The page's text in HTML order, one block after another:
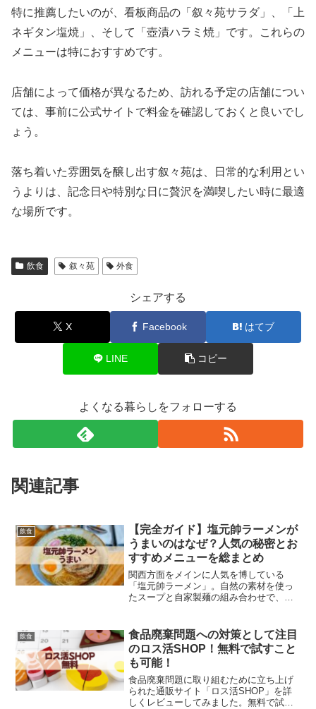
特に推薦したいのが、看板商品の「叙々苑サラダ」、「上
ネギタン塩焼」、そして「壺漬ハラミ焼」です。これらの
メニューは特におすすめです。
店舗によって価格が異なるため、訪れる予定の店舗につい
ては、事前に公式サイトで料金を確認しておくと良いでし
ょう。
落ち着いた雰囲気を醸し出す叙々苑は、日常的な利用とい
うよりは、記念日や特別な日に贅沢を満喫したい時に最適
な場所です。
飲食 叙々苑 外食
シェアする
X Facebook はてブ
LINE コピー
よくなる暮らしをフォローする
関連記事
飲食
【完全ガイド】塩元帥ラーメンが
うまいのはなぜ？人気の秘密とお
すすめメニューを総まとめ
関西方面をメインに人気を博している
「塩元帥ラーメン」。自然の素材を使っ
たスープと自家製麺の組み合わせで、全
ラーメン店と何が違うの？」と迷う方も
多いのではないでしょうか。今...
飲食
食品廃棄問題への対策として注目
のロス活SHOP！無料で試すこと
も可能！
食品廃棄問題に取り組むために立ち上げ
られた通販サイト「ロス活SHOP」を詳
しくレビューしてみました。無料で試せ